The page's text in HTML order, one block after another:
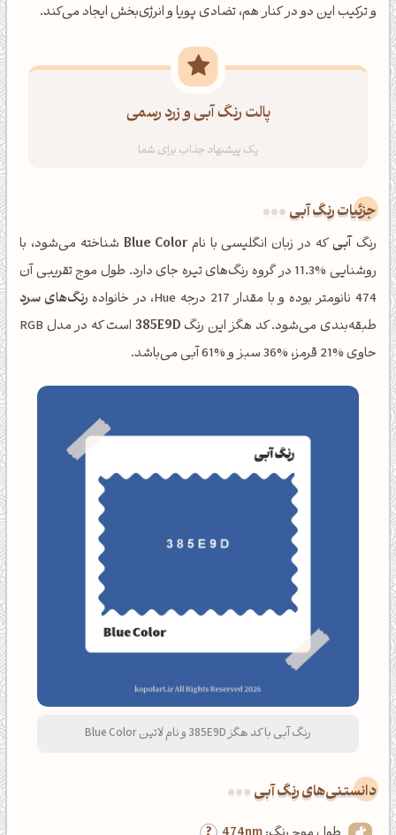
و ترکیب این دو در کنار هم، تضادی پویا و انرژی‌بخش ایجاد می‌کند.
پالت رنگ آبی و زرد رسمی
جزئیات رنگ آبی
رنگ آبیکه در زبان انگلیسی با نامBlue Color شناخته می‌شود، با
روشنایی %11.3 در گروه رنگ‌های تیره جای دارد. طول موج تقریبی آن
474 نانومتر بوده و با مقدار 217 درجه Hue، در خانواده
رنگ‌های سرد
طبقه‌بندی می‌شود. کد هگز این رنگ385E9D
است که در مدل RGB
حاوی %21 قرمز، %36 سبز و %61 آبی می‌باشد.
رنگ آبی با کد هگز 385E9D و نام لاتین Blue Color
دانستنی‌های رنگ آبی